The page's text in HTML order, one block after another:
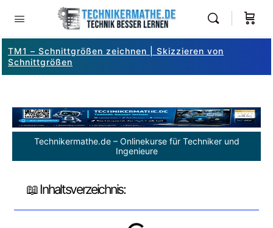
TM1 – Schnittgrößen zeichnen | Skizzieren von
Schnittgrößen
Technikermathe.de – Onlinekurse für Techniker und
Ingenieure
📖 Inhaltsverzeichnis: